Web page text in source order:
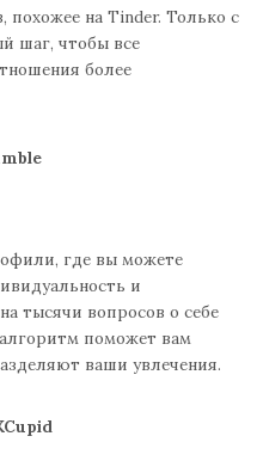
похожее на Tinder. Только с
шаг, чтобы все
более
где вы можете
и
тысячи вопросов о себе
поможет вам
ваши увлечения.